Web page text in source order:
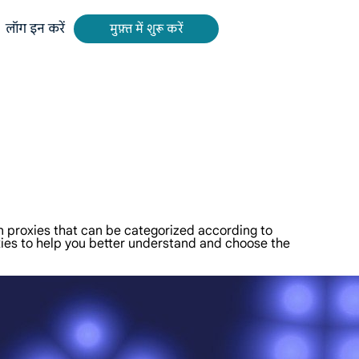
लॉग इन करें मुफ़्त में शुरू करें
proxies that can be categorized according to
to help you better understand and choose the